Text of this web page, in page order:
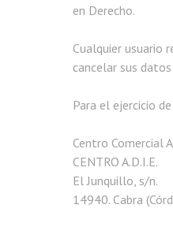
en Derecho.
Cualquier usuario
cancelar sus
Para el ejercicio
Centro Comercial
CENTRO A.D.I.E.
El Junquillo, s/n.
14940. Cabra